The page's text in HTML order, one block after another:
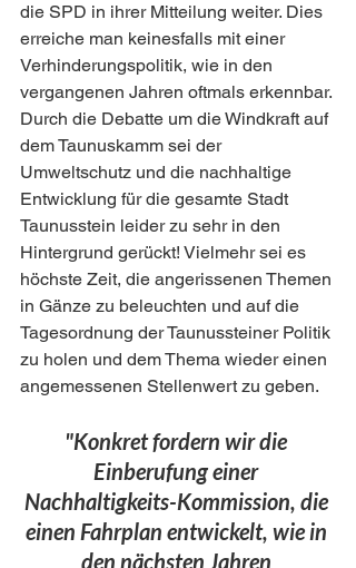
die SPD in ihrer Mitteilung weiter. Dies
erreiche man keinesfalls mit einer
Verhinderungspolitik, wie in den
vergangenen Jahren oftmals erkennbar.
Durch die Debatte um die Windkraft auf
dem Taunuskamm sei der
Umweltschutz und die nachhaltige
Entwicklung für die gesamte Stadt
Taunusstein leider zu sehr in den
Hintergrund gerückt! Vielmehr sei es
höchste Zeit, die angerissenen Themen
in Gänze zu beleuchten und auf die
Tagesordnung der Taunussteiner Politik
zu holen und dem Thema wieder einen
angemessenen Stellenwert zu geben.
"Konkret fordern wir die
Einberufung einer
Nachhaltigkeits-Kommission, die
einen Fahrplan entwickelt, wie in
den nächsten Jahren